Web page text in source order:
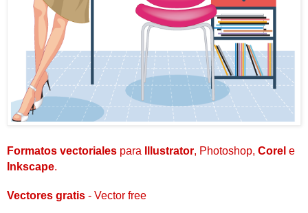
Formatos vectoriales para Illustrator, Photoshop, Corel e
Inkscape.
Vectores gratis - Vector free